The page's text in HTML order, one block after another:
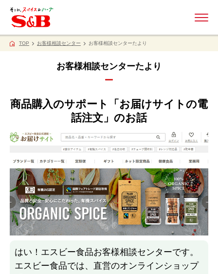
TOP お客様相談センター お客様相談センターたより
お客様相談センターたより
商品購入のサポート「お届けサイトの電
話注文」のお話
はい！エスビー食品お客様相談センターです。
エスビー食品では、直営のオンラインショップ